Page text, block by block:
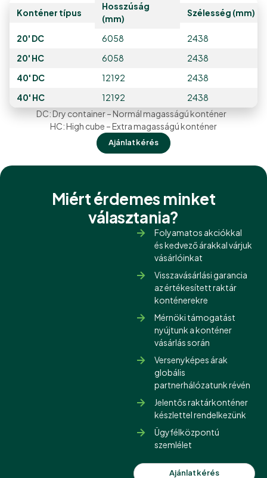
Konténer típus
Hosszúság
(mm)
Szélesség (mm)
20' DC 6058
2438
20' HC
6058
2438
40' DC
12192
2438
40' HC
12192
2438
DC: Dry container – Normál magasságú konténer
HC: High cube – Extra magasságú konténer
Ajánlatkérés
Miért érdemes minket
választania?
Folyamatos akciókkal
és kedvező árakkal várjuk
vásárlóinkat
Visszavásárlási garancia
az értékesített raktár
konténerekre
Mérnöki támogatást
nyújtunk a konténer
vásárlás során
Versenyképes árak
globális
partnerhálózatunk révén
Jelentős raktárkonténer
készlettel rendelkezünk
Ügyfélközpontú
szemlélet
Ajánlatkérés